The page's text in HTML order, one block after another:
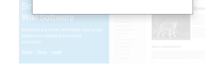
o
o
k
d
o
y